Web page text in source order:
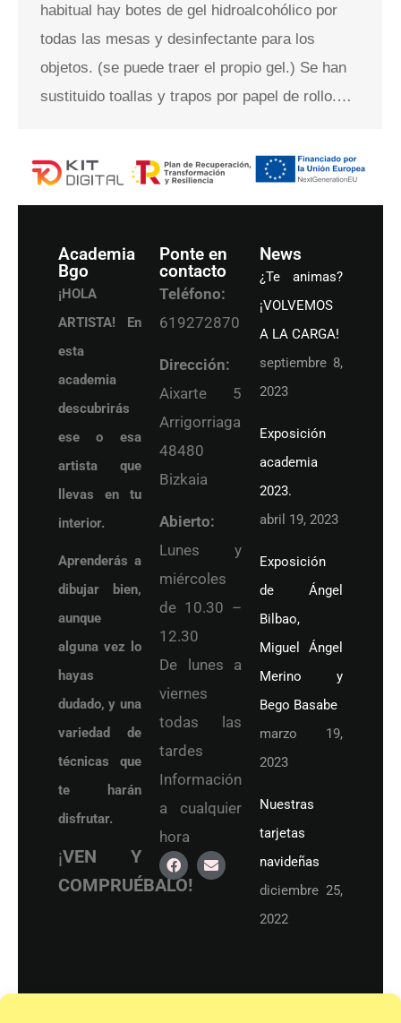
habitual hay botes de gel hidroalcohólico por
todas las mesas y desinfectante para los
objetos. (se puede traer el propio gel.) Se han
sustituido toallas y trapos por papel de rollo.…
Academia
Bgo
¡HOLA
ARTISTA! En
esta
academia
descubrirás
ese o esa
artista que
llevas en tu
interior.
Aprenderás a
dibujar bien,
aunque
alguna vez lo
hayas
dudado, y una
variedad de
técnicas que
te harán
disfrutar.
¡VEN Y
COMPRUÉBALO!
Ponte en
contacto
Teléfono:
619272870
Dirección:
Aixarte 5
Arrigorriaga
48480
Bizkaia
Abierto:
Lunes y
miércoles
de 10.30 –
12.30
De lunes a
viernes
todas las
tardes
Información
a cualquier
hora
News
¿Te animas?
¡VOLVEMOS
A LA CARGA!
septiembre 8,
2023
Exposición
academia
2023.
abril 19, 2023
Exposición
de Ángel
Bilbao,
Miguel Ángel
Merino y
Bego Basabe
marzo 19,
2023
Nuestras
tarjetas
navideñas
diciembre 25,
2022